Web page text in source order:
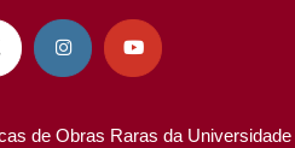
 
de Obras Raras da Universidade